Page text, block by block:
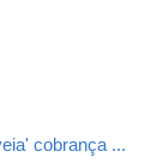
cobrança ...